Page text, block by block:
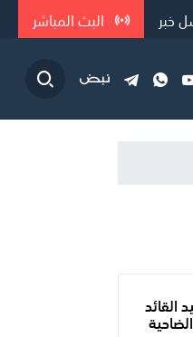
خبر البث المباشر
القائد